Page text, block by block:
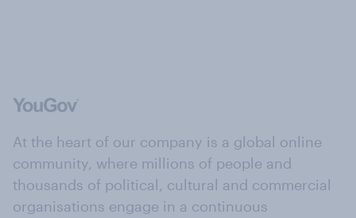
At the heart of our company is a global online
community, where millions of people and
thousands of political, cultural and commercial
organisations engage in a continuous